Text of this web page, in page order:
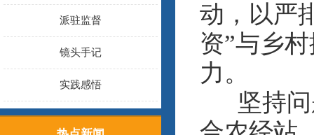
派驻监督
镜头手记
实践感悟
动，以严
资”与乡
力。
坚持问